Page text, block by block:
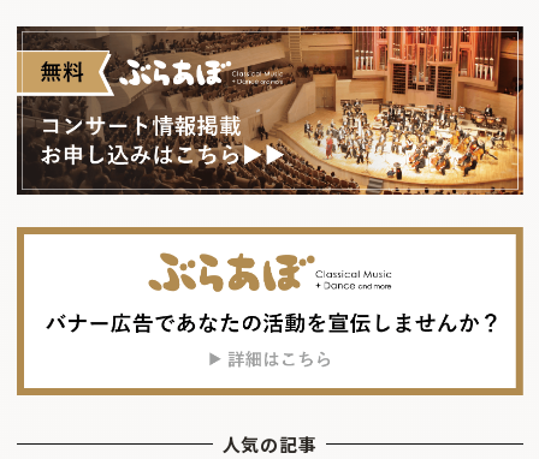
人気の記事